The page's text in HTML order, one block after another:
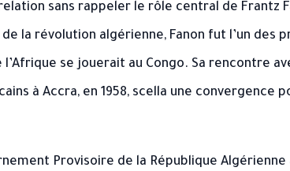
sans rappeler le rôle central de Frantz
la révolution algérienne, Fanon fut l’un des
se jouerait au Congo. Sa rencontre
à Accra, en 1958, scella une convergence
Provisoire de la République